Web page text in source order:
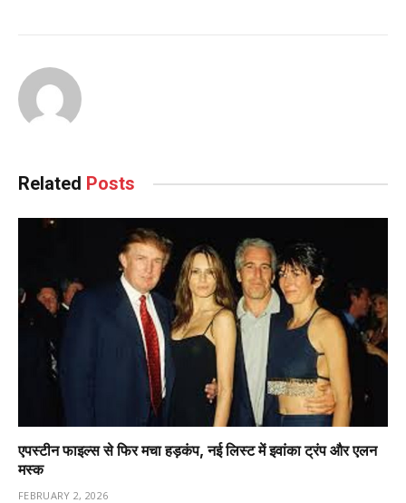
Related Posts
एपस्टीन फाइल्स से फिर मचा हड़कंप, नई लिस्ट में इवांका ट्रंप और एलन
मस्क
FEBRUARY 2, 2026